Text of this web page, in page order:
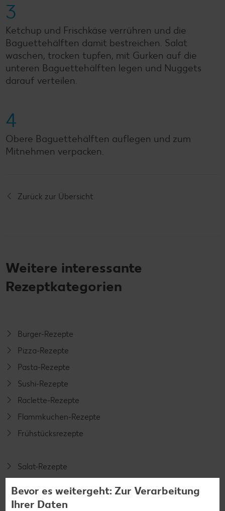
3
Ketchup und Frischkäse verrühren und die
Baguettehälften damit bestreichen. Salat
waschen, trocken tupfen, mit Gurken auf die
unteren Baguettehälften legen und Nuggets
darauf verteilen.
4
Obere Baguettehälften auflegen und zum
Mitnehmen verpacken.
Zurück zur Übersicht
Weitere interessante
Rezeptkategorien
Burger-Rezepte
Pizza-Rezepte
Pasta-Rezepte
Sushi-Rezepte
Raclette-Rezepte
Flammkuchen-Rezepte
Frühstücksrezepte
Salat-Rezepte
Fleisch-Rezepte
Bevor es weitergeht: Zur Verarbeitung
Ihrer Daten